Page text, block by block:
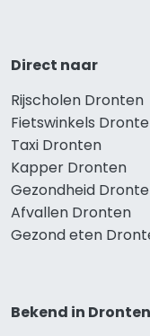
Direct naar
Rijscholen Dronten
Fietswinkels
Taxi Dronten
Kapper Dronten
Gezondheid
Afvallen Dronten
Gezond eten
Bekend in Dronten